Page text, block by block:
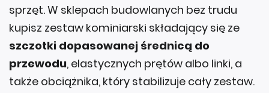
sprzęt. W sklepach budowlanych bez trudu
kupisz zestaw kominiarski składający się ze
szczotki dopasowanej średnicą do
przewodu, elastycznych prętów albo linki, a
także obciążnika, który stabilizuje cały zestaw.